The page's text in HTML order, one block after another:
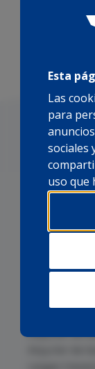
Alquiler de
Alquiler de
Alquiler de
Alquiler de
Esta
Las
para
sociales
uso que
pueden
hecho